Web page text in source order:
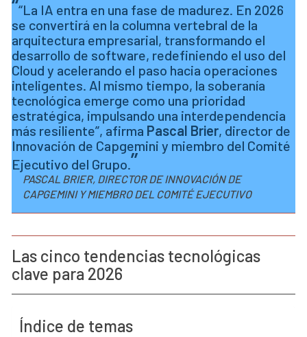
“La IA entra en una fase de madurez. En 2026
se convertirá en la columna vertebral de la
arquitectura empresarial, transformando el
desarrollo de software, redefiniendo el uso del
Cloud y acelerando el paso hacia operaciones
inteligentes. Al mismo tiempo, la soberanía
tecnológica emerge como una prioridad
estratégica, impulsando una interdependencia
más resiliente”, afirma Pascal Brier, director de
Innovación de Capgemini y miembro del Comité
Ejecutivo del Grupo.
PASCAL BRIER, DIRECTOR DE INNOVACIÓN DE
CAPGEMINI Y MIEMBRO DEL COMITÉ EJECUTIVO
Las cinco tendencias tecnológicas
clave para 2026
Índice de temas